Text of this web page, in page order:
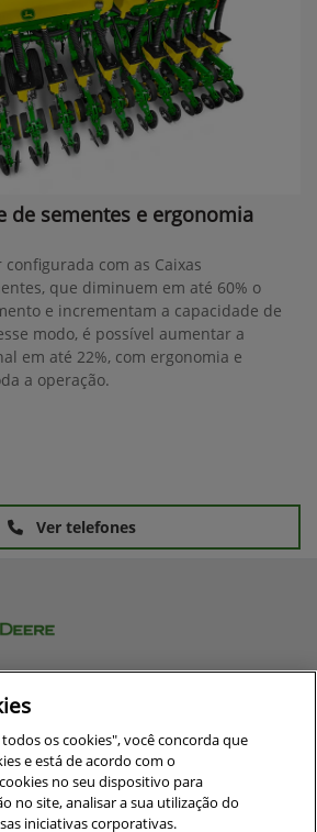
de sementes e ergonomia
com as Caixas
que diminuem em até 60% o
e incrementam a capacidade de
modo, é possível aumentar a
em até 22%, com ergonomia e
a operação.
Ver telefones
os cookies", você concorda que
e está de acordo com o
no seu dispositivo para
no site, analisar a sua utilização do
iniciativas corporativas.